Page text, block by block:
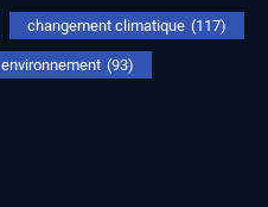
changement climatique (117)
environnement (93)